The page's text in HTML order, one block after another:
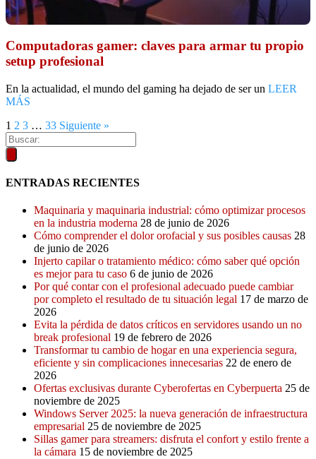
Computadoras gamer: claves para armar tu propio
setup profesional
En la actualidad, el mundo del gaming ha dejado de ser un LEER
MÁS
1 2 3 … 33 Siguiente »
ENTRADAS RECIENTES
Maquinaria y maquinaria industrial: cómo optimizar procesos
en la industria moderna 28 de junio de 2026
Cómo comprender el dolor orofacial y sus posibles causas 28
de junio de 2026
Injerto capilar o tratamiento médico: cómo saber qué opción
es mejor para tu caso 6 de junio de 2026
Por qué contar con el profesional adecuado puede cambiar
por completo el resultado de tu situación legal 17 de marzo de
2026
Evita la pérdida de datos críticos en servidores usando un no
break profesional 19 de febrero de 2026
Transformar tu cambio de hogar en una experiencia segura,
eficiente y sin complicaciones innecesarias 22 de enero de
2026
Ofertas exclusivas durante Cyberofertas en Cyberpuerta 25 de
noviembre de 2025
Windows Server 2025: la nueva generación de infraestructura
empresarial 25 de noviembre de 2025
Sillas gamer para streamers: disfruta el confort y estilo frente a
la cámara 15 de noviembre de 2025